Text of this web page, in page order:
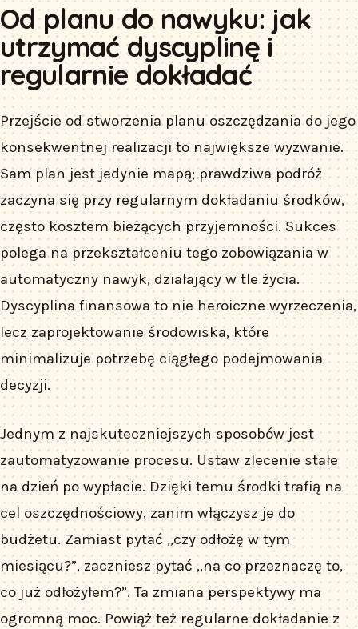
Od planu do nawyku: jak
utrzymać dyscyplinę i
regularnie dokładać
Przejście od stworzenia planu oszczędzania do jego
konsekwentnej realizacji to największe wyzwanie.
Sam plan jest jedynie mapą; prawdziwa podróż
zaczyna się przy regularnym dokładaniu środków,
często kosztem bieżących przyjemności. Sukces
polega na przekształceniu tego zobowiązania w
automatyczny nawyk, działający w tle życia.
Dyscyplina finansowa to nie heroiczne wyrzeczenia,
lecz zaprojektowanie środowiska, które
minimalizuje potrzebę ciągłego podejmowania
decyzji.
Jednym z najskuteczniejszych sposobów jest
zautomatyzowanie procesu. Ustaw zlecenie stałe
na dzień po wypłacie. Dzięki temu środki trafią na
cel oszczędnościowy, zanim włączysz je do
budżetu. Zamiast pytać „czy odłożę w tym
miesiącu?”, zaczniesz pytać „na co przeznaczę to,
co już odłożyłem?”. Ta zmiana perspektywy ma
ogromną moc. Powiąż też regularne dokładanie z